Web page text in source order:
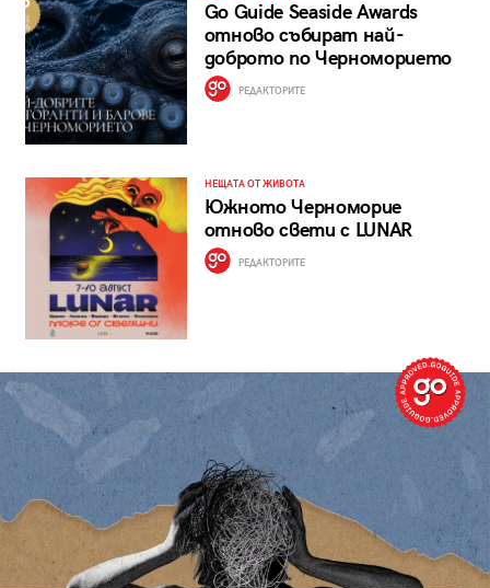
Go Guide Seaside Awards
отново събират най-
доброто по Черноморието
РЕДАКТОРИТЕ
НЕЩАТА ОТ ЖИВОТА
Южното Черноморие
отново свети с LUNAR
РЕДАКТОРИТЕ